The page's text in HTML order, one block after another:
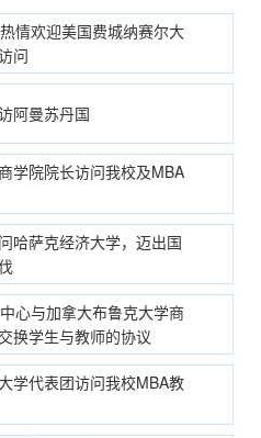
情欢迎美国费城纳赛尔大
问
阿曼苏丹国
学院院长访问我校及MBA
哈萨克经济大学，迈出国
心与加拿大布鲁克大学商
换学生与教师的协议
学代表团访问我校MBA教